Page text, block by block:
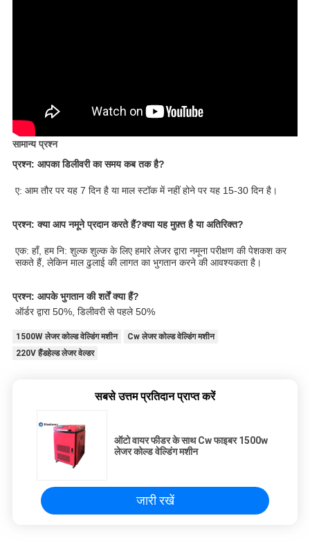
सामान्य प्रश्न
प्रश्न: आपका डिलीवरी का समय कब तक है?
ए: आम तौर पर यह 7 दिन है या माल स्टॉक में नहीं होने पर यह 15-30 दिन है।
प्रश्न: क्या आप नमूने प्रदान करते हैं?क्या यह मुफ़्त है या अतिरिक्त?
एक: हाँ, हम नि: शुल्क शुल्क के लिए हमारे लेजर द्वारा नमूना परीक्षण की पेशकश कर
सकते हैं, लेकिन माल ढुलाई की लागत का भुगतान करने की आवश्यकता है।
प्रश्न: आपके भुगतान की शर्तें क्या हैं?
ऑर्डर द्वारा 50%, डिलीवरी से पहले 50%
1500W लेजर कोल्ड वेल्डिंग मशीन
Cw लेजर कोल्ड वेल्डिंग मशीन
220V हैंडहेल्ड लेजर वेल्डर
सबसे उत्तम प्रतिदान प्राप्त करें
ऑटो वायर फीडर के साथ Cw फाइबर 1500w
लेजर कोल्ड वेल्डिंग मशीन
जारी रखें